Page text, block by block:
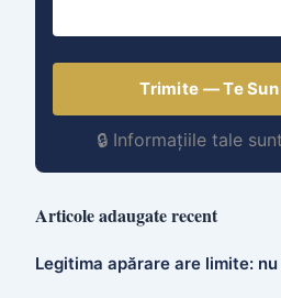
Trimite — Te
🔒 Informațiile tale
Articole adaugate recent
Legitima apărare are limite: